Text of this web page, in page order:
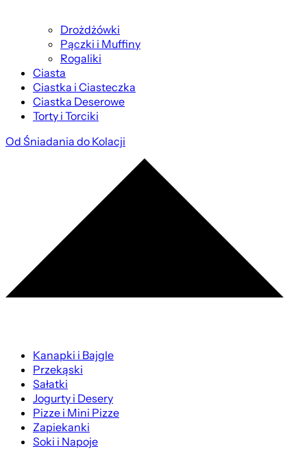
Drożdżówki
Pączki i Muffiny
Rogaliki
Ciasta
Ciastka i Ciasteczka
Ciastka Deserowe
Torty i Torciki
Od Śniadania do Kolacji
Kanapki i Bajgle
Przekąski
Sałatki
Jogurty i Desery
Pizze i Mini Pizze
Zapiekanki
Soki i Napoje